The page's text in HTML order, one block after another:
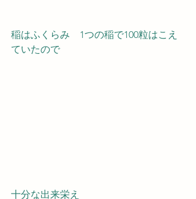
稲はふくらみ　1つの稲で100粒はこえ
ていたので
十分な出来栄え